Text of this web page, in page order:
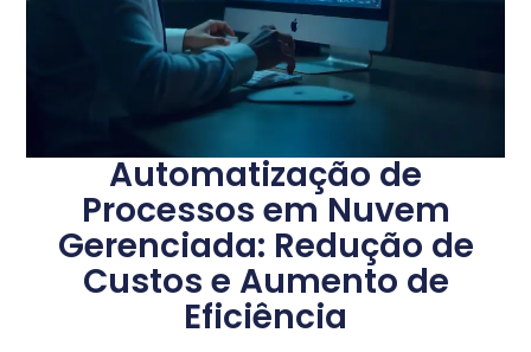
Automatização de
Processos em Nuvem
Gerenciada: Redução de
Custos e Aumento de
Eficiência